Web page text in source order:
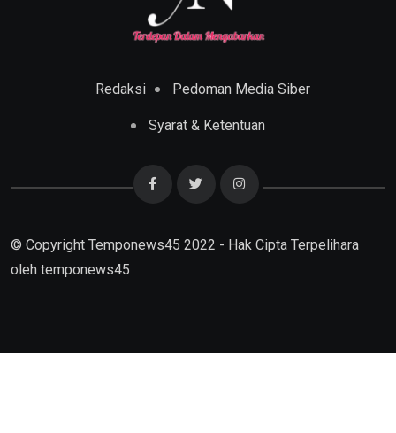
Redaksi Pedoman Media Siber
Syarat & Ketentuan
© Copyright Temponews45 2022 - Hak Cipta Terpelihara
oleh temponews45